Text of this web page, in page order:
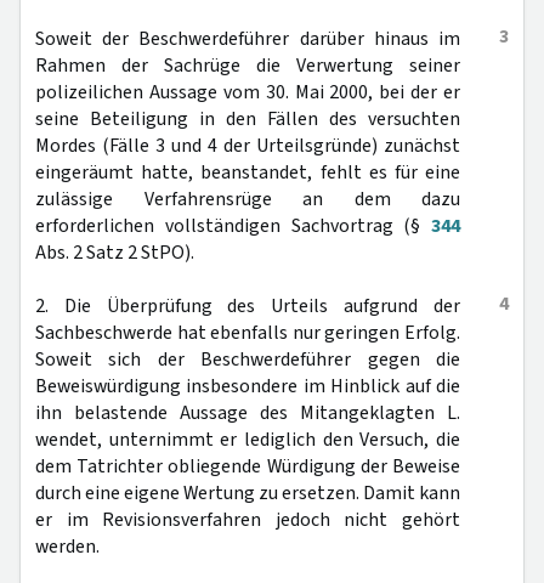
3
Soweit der Beschwerdeführer darüber hinaus im
Rahmen der Sachrüge die Verwertung seiner
polizeilichen Aussage vom 30. Mai 2000, bei der er
seine Beteiligung in den Fällen des versuchten
Mordes (Fälle 3 und 4 der Urteilsgründe) zunächst
eingeräumt hatte, beanstandet, fehlt es für eine
zulässige Verfahrensrüge an dem dazu
erforderlichen vollständigen Sachvortrag (§ 344
Abs. 2 Satz 2 StPO).
4
2. Die Überprüfung des Urteils aufgrund der
Sachbeschwerde hat ebenfalls nur geringen Erfolg.
Soweit sich der Beschwerdeführer gegen die
Beweiswürdigung insbesondere im Hinblick auf die
ihn belastende Aussage des Mitangeklagten L.
wendet, unternimmt er lediglich den Versuch, die
dem Tatrichter obliegende Würdigung der Beweise
durch eine eigene Wertung zu ersetzen. Damit kann
er im Revisionsverfahren jedoch nicht gehört
werden.